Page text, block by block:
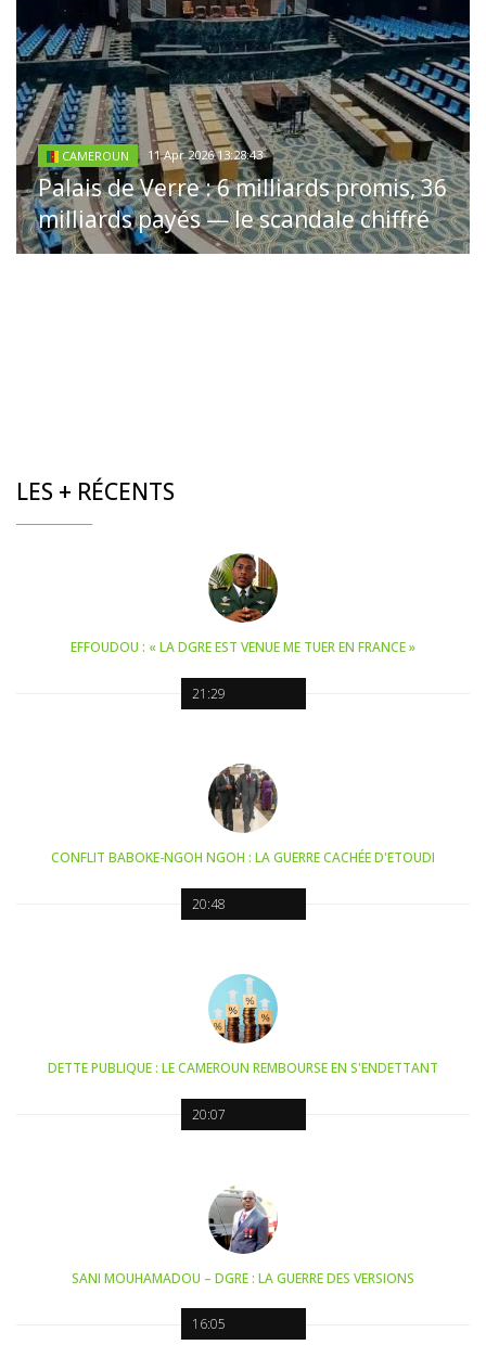
CAMEROUN 11 Apr 2026 13:28:43
Palais de Verre : 6 milliards promis, 36
milliards payés — le scandale chiffré
LES + RÉCENTS
21:29
EFFOUDOU : « LA DGRE EST VENUE ME TUER EN FRANCE »
20:48
CONFLIT BABOKE-NGOH NGOH : LA GUERRE CACHÉE D'ETOUDI
20:07
DETTE PUBLIQUE : LE CAMEROUN REMBOURSE EN S'ENDETTANT
16:05
SANI MOUHAMADOU – DGRE : LA GUERRE DES VERSIONS